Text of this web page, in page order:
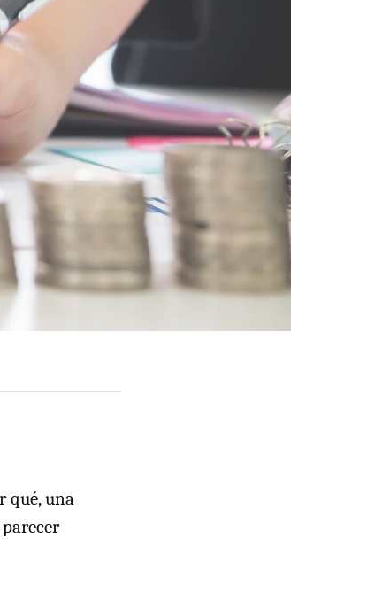
qué, una